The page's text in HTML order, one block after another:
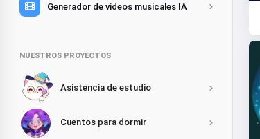
Generador de videos musicales IA
NUESTROS PROYECTOS
Asistencia de estudio
Cuentos para dormir